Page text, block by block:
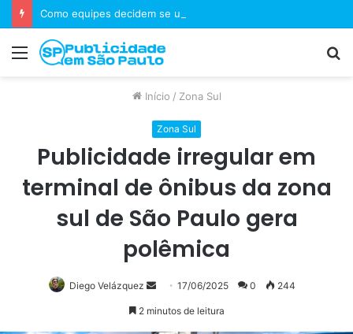
Menu
Início / Zona Sul
Zona Sul
Publicidade irregular em
terminal de ônibus da zona
sul de São Paulo gera
polêmica
Diego Velázquez
Mande17/06/2025 0 244
2 minutos de leitura